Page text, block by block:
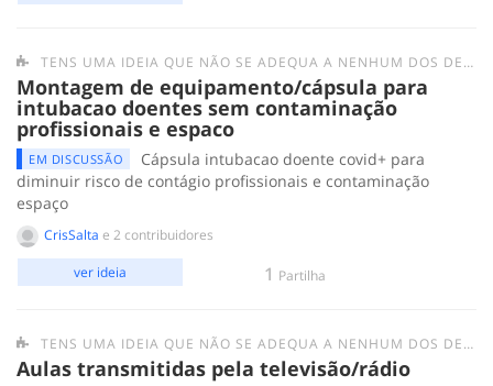
TENS UMA IDEIA QUE NÃO SE ADEQUA A NENHUM DOS DESAFIOS ANTERIORES? SUBMETE-A AQUI.
Montagem de equipamento/cápsula para
intubacao doentes sem contaminação
profissionais e espaco
EM DISCUSSÃO
Cápsula intubacao doente covid+ para
diminuir risco de contágio profissionais e contaminação
espaço
CrisSalta e 2 contribuidores
1 Partilha
ver ideia
TENS UMA IDEIA QUE NÃO SE ADEQUA A NENHUM DOS DESAFIOS ANTERIORES? SUBMETE-A AQUI.
Aulas transmitidas pela televisão/rádio